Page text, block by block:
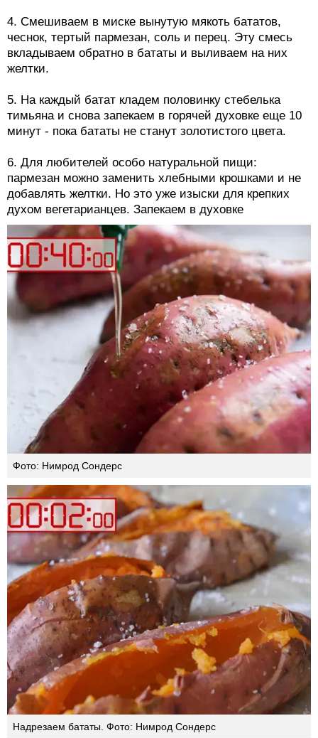
4. Смешиваем в миске вынутую мякоть бататов,
чеснок, тертый пармезан, соль и перец. Эту смесь
вкладываем обратно в бататы и выливаем на них
желтки.
5. На каждый батат кладем половинку стебелька
тимьяна и снова запекаем в горячей духовке еще 10
минут - пока бататы не станут золотистого цвета.
6. Для любителей особо натуральной пищи:
пармезан можно заменить хлебными крошками и не
добавлять желтки. Но это уже изыски для крепких
духом вегетарианцев. Запекаем в духовке
Фото: Нимрод Сондерс
Надрезаем бататы. Фото: Нимрод Сондерс